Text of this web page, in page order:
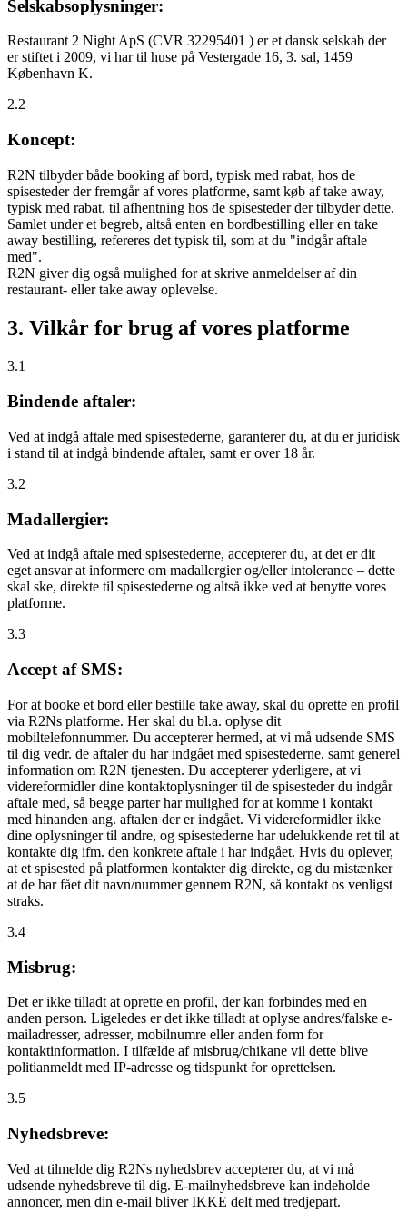
Selskabsoplysninger:
Restaurant 2 Night ApS (CVR 32295401 ) er et dansk selskab der
er stiftet i 2009, vi har til huse på Vestergade 16, 3. sal, 1459
København K.
2.2
Koncept:
R2N tilbyder både booking af bord, typisk med rabat, hos de
spisesteder der fremgår af vores platforme, samt køb af take away,
typisk med rabat, til afhentning hos de spisesteder der tilbyder dette.
Samlet under et begreb, altså enten en bordbestilling eller en take
away bestilling, refereres det typisk til, som at du "indgår aftale
med".
R2N giver dig også mulighed for at skrive anmeldelser af din
restaurant- eller take away oplevelse.
3. Vilkår for brug af vores platforme
3.1
Bindende aftaler:
Ved at indgå aftale med spisestederne, garanterer du, at du er juridisk
i stand til at indgå bindende aftaler, samt er over 18 år.
3.2
Madallergier:
Ved at indgå aftale med spisestederne, accepterer du, at det er dit
eget ansvar at informere om madallergier og/eller intolerance – dette
skal ske, direkte til spisestederne og altså ikke ved at benytte vores
platforme.
3.3
Accept af SMS:
For at booke et bord eller bestille take away, skal du oprette en profil
via R2Ns platforme. Her skal du bl.a. oplyse dit
mobiltelefonnummer. Du accepterer hermed, at vi må udsende SMS
til dig vedr. de aftaler du har indgået med spisestederne, samt generel
information om R2N tjenesten. Du accepterer yderligere, at vi
videreformidler dine kontaktoplysninger til de spisesteder du indgår
aftale med, så begge parter har mulighed for at komme i kontakt
med hinanden ang. aftalen der er indgået. Vi videreformidler ikke
dine oplysninger til andre, og spisestederne har udelukkende ret til at
kontakte dig ifm. den konkrete aftale i har indgået. Hvis du oplever,
at et spisested på platformen kontakter dig direkte, og du mistænker
at de har fået dit navn/nummer gennem R2N, så kontakt os venligst
straks.
3.4
Misbrug:
Det er ikke tilladt at oprette en profil, der kan forbindes med en
anden person. Ligeledes er det ikke tilladt at oplyse andres/falske e-
mailadresser, adresser, mobilnumre eller anden form for
kontaktinformation. I tilfælde af misbrug/chikane vil dette blive
politianmeldt med IP-adresse og tidspunkt for oprettelsen.
3.5
Nyhedsbreve:
Ved at tilmelde dig R2Ns nyhedsbrev accepterer du, at vi må
udsende nyhedsbreve til dig. E-mailnyhedsbreve kan indeholde
annoncer, men din e-mail bliver IKKE delt med tredjepart.